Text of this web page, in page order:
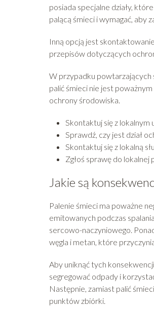
posiada specjalne działy,
palącą śmieci i wymagać, aby
Inną opcją jest
przepisów dotyczących
W przypadku powtarzających
palić śmieci nie jest
ochrony środowiska.
Skontaktuj się z lokalnym
Sprawdź, czy jest dział
Skontaktuj się z lokalną
Zgłoś sprawę do
Jakie są
Palenie śmieci ma poważne
emitowanych podczas
sercowo-naczyniowego.
węgla i metan, które
Aby uniknąć tych
segregować odpady i
Następnie, zamiast palić
punktów zbiórki.